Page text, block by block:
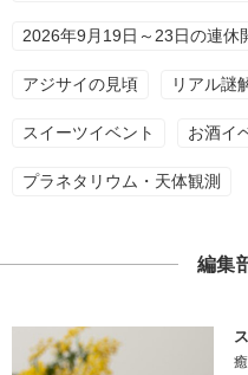
2026年9月19日～23日の連休
アジサイの見頃 リアル謎
スイーツイベント お酒イ
プラネタリウム・天体観測
編集